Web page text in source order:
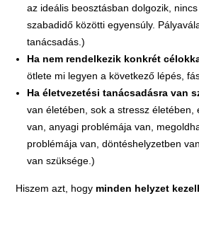
az ideális beosztásban dolgozik,
szabadidő közötti egyensúly.
tanácsadás.)
Ha nem rendelkezik konkrét
ötlete mi legyen a következő lépés,
Ha életvezetési tanácsadásra van
van életében, sok a stressz életében,
van, anyagi problémája van,
problémája van, döntéshelyzetben
van szüksége.)
Hiszem azt, hogy minden helyzet